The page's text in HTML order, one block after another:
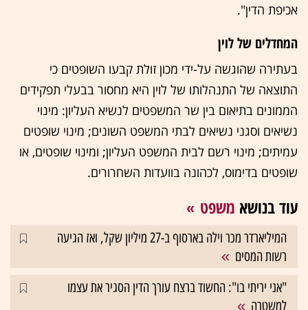
אכיפת הדין".
המחדלים של לוין
בעתירה שהוגשה על-ידי מכון זולת קבעו השופטים כי
התוצאה של התנהלותו של לוין היא מחסור בבעלי תפקידים
הממונים בתיאום בין שר המשפטים לנשיא העליון: מינוי
נשיאים וסגני נשיאים לבתי המשפט השונים; מינוי שופטים
עמיתים; מינוי רשם לבית המשפט העליון; ומינוי שופטים, או
שופטים בדימוס, לכהונה בוועדות השחרורים.
עוד בנושא משפט
המיליארדר מכר וילה בארסוף ב-27 מיליון שקל, ואז הגיעה
רשות המסים
"אני יריתי בו": החשוד ברצח עורך הדין הסגיר את עצמו
למשטרה